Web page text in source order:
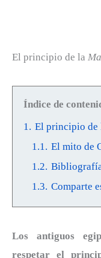
El principio de la
Índice de
1. El principio de
1.1. El mito de
1.2.
1.3. Comparte
Los antiguos
respetar el